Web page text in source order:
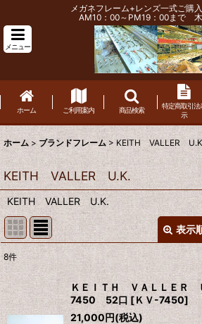
メガネフレーム+レンズ一式ご購
AM10：00～PM19：00まで
メニュー
ホーム ご利用案内 商品検索
特定商取引法
示
ホーム > ブランドフレーム > KEITH VALLER
KEITH VALLER U.K.
KEITH VALLER U.K.
表示
表示数:
並び順 :
8件
ＫＥＩＴＨ ＶＡＬＬＥＲ
7450 52口 [ＫＶ-7450]
21,000円(税込)